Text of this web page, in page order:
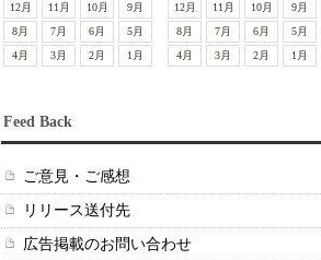
12月 11月 10月
9月
8月
7月 6月
5月
4月
3月 2月 1月
12月 11月 10月
9月
8月
7月 6月
5月
4月
3月 2月 1月
Feed Back
ご意見・ご感想
リリース送付先
広告掲載のお問い合わせ